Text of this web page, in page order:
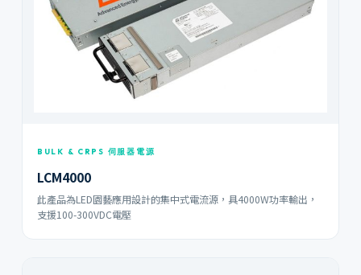
BULK & CRPS 伺服器電源
LCM4000
此產品為LED園藝應用設計的集中式電流源，具4000W功率輸出，
支援100-300VDC電壓